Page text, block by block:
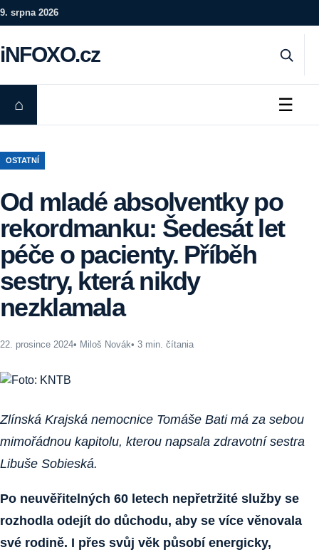
Preskočiť na obsah
9. srpna 2026
iNFOXO.cz
⌂ ☰
OSTATNÍ
Od mladé absolventky po
rekordmanku: Šedesát let
péče o pacienty. Příběh
sestry, která nikdy
nezklamala
22. prosince 2024• Miloš Novák• 3 min. čítania
Zlínská Krajská nemocnice Tomáše Bati má za sebou
mimořádnou kapitolu, kterou napsala zdravotní sestra
Libuše Sobieská.
Po neuvěřitelných 60 letech nepřetržité služby se
rozhodla odejít do důchodu, aby se více věnovala
své rodině. I přes svůj věk působí energicky,